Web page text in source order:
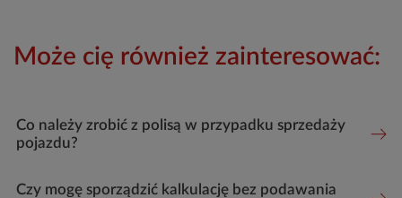
Może cię również zainteresować:
Co należy zrobić z polisą w przypadku sprzedaży
pojazdu?
Czy mogę sporządzić kalkulację bez podawania